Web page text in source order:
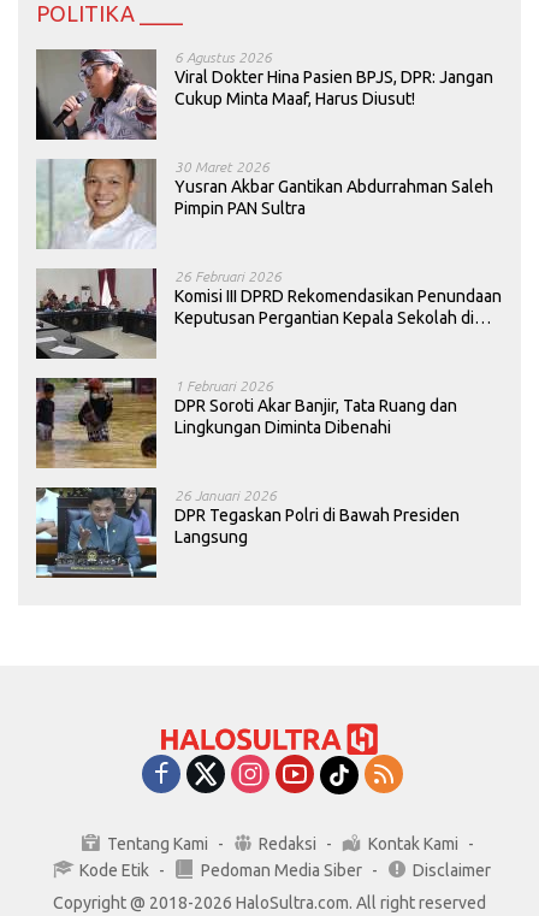
POLITIKA ____
6 Agustus 2026
Viral Dokter Hina Pasien BPJS, DPR: Jangan
Cukup Minta Maaf, Harus Diusut!
30 Maret 2026
Yusran Akbar Gantikan Abdurrahman Saleh
Pimpin PAN Sultra
26 Februari 2026
Komisi III DPRD Rekomendasikan Penundaan
Keputusan Pergantian Kepala Sekolah di
1 Februari 2026
DPR Soroti Akar Banjir, Tata Ruang dan
Lingkungan Diminta Dibenahi
26 Januari 2026
DPR Tegaskan Polri di Bawah Presiden
Langsung
Tentang Kami Redaksi
Kontak Kami
Kode Etik
Pedoman Media Siber
Disclaimer
Copyright @ 2018-2026 HaloSultra.com. All right reserved